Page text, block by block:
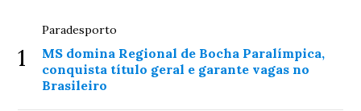
1
Paradesporto
MS domina Regional de Bocha Paralímpica,
conquista título geral e garante vagas no
Brasileiro